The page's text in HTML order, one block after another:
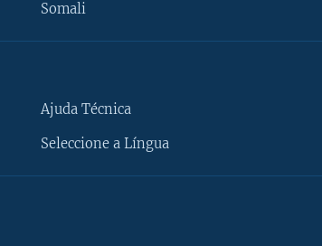
Somali
Ajuda Técnica
Seleccione a Língua